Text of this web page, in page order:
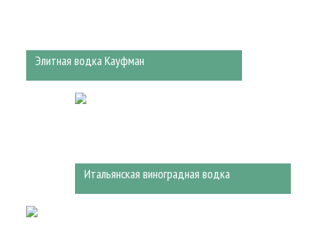
Элитная водка Кауфман
Итальянская виноградная водка